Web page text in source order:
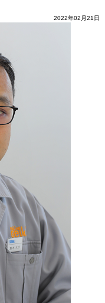
2022年02月21日